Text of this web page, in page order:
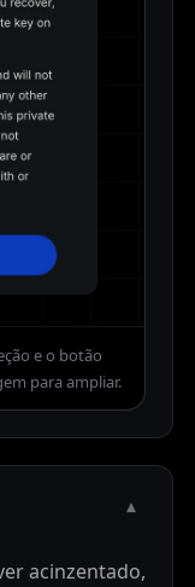
e o botão
▾
acinzentado,